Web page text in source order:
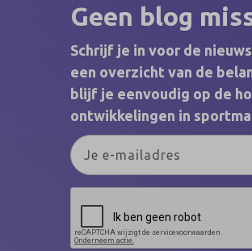
samenwerking met
marketing agency
Geen blog
Schrijf je in voor de
een overzicht van de
blijf je eenvoudig op de
ontwikkelingen in